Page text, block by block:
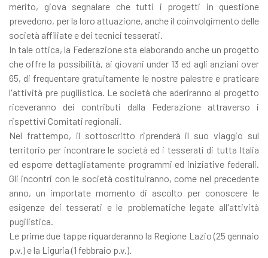
merito, giova segnalare che tutti i progetti in questione
prevedono, per la loro attuazione, anche il coinvolgimento delle
società affiliate e dei tecnici tesserati.
In tale ottica, la Federazione sta elaborando anche un progetto
che offre la possibilità, ai giovani under 13 ed agli anziani over
65, di frequentare gratuitamente le nostre palestre e praticare
l'attività pre pugilistica. Le società che aderiranno al progetto
riceveranno dei contributi dalla Federazione attraverso i
rispettivi Comitati regionali.
Nel frattempo, il sottoscritto riprenderà il suo viaggio sul
territorio per incontrare le società ed i tesserati di tutta Italia
ed esporre dettagliatamente programmi ed iniziative federali.
Gli incontri con le società costituiranno, come nel precedente
anno, un importate momento di ascolto per conoscere le
esigenze dei tesserati e le problematiche legate all'attività
pugilistica.
Le prime due tappe riguarderanno la Regione Lazio (25 gennaio
p.v.) e la Liguria (1 febbraio p.v.).